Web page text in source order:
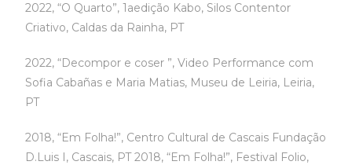
2022, “O Quarto”, 1aedição Kabo, Silos Contentor
Criativo, Caldas da Rainha, PT
2022, “Decompor e coser ”, Video Performance com
Sofia Cabañas e Maria Matias, Museu de Leiria, Leiria,
PT
2018, “Em Folha!”, Centro Cultural de Cascais Fundação
D.Luis I, Cascais, PT 2018, “Em Folha!”, Festival Folio,